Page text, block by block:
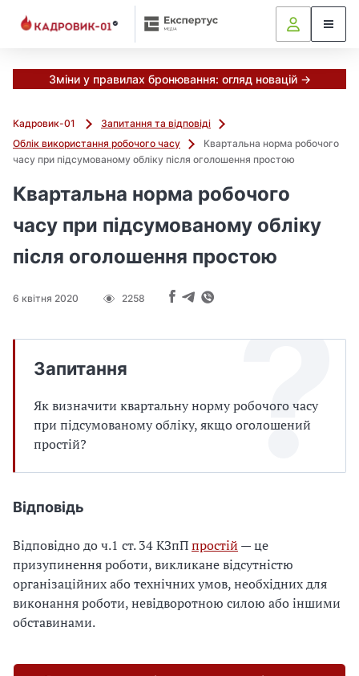
Зміни у правилах бронювання: огляд новацій →
Кадровик-01
Запитання та відповіді
Облік використання робочого часу
Квартальна норма робочого
часу при підсумованому обліку після оголошення простою
Квартальна норма робочого
часу при підсумованому обліку
після оголошення простою
6 квітня 2020 2258
Запитання
Як визначити квартальну норму робочого часу
при підсумованому обліку, якщо оголошений
простій?
Відповідь
Відповідно до ч.1 ст. 34 КЗпПпростій — це
призупинення роботи, викликане відсутністю
організаційних або технічних умов, необхідних для
виконання роботи, невідворотною силою або іншими
обставинами.